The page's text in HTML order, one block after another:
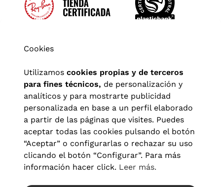
Aviso legal| Política de privacidad Términos y condiciones
Política de cookies|Configuración de cookies
Cookies
Utilizamos cookies propias y de terceros
para fines técnicos, de personalización y
analíticos y para mostrarte publicidad
personalizada en base a un perfil elaborado
a partir de las páginas que visites. Puedes
aceptar todas las cookies pulsando el botón
“Aceptar” o configurarlas o rechazar su uso
clicando el botón “Configurar”. Para más
información hacer click. Leer más.